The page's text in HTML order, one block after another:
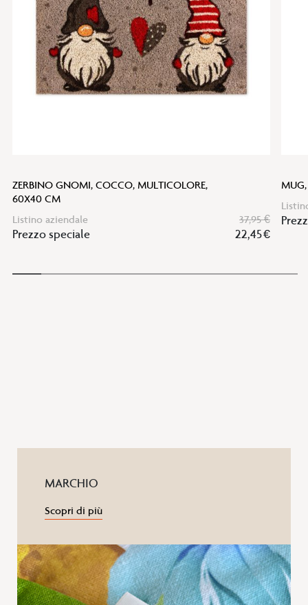
ZERBINO GNOMI, COCCO, MULTICOLORE,
60X40 CM
Listino aziendale
37,95 €
Prezzo speciale 22,45 €
MARCHIO
Scopri di più